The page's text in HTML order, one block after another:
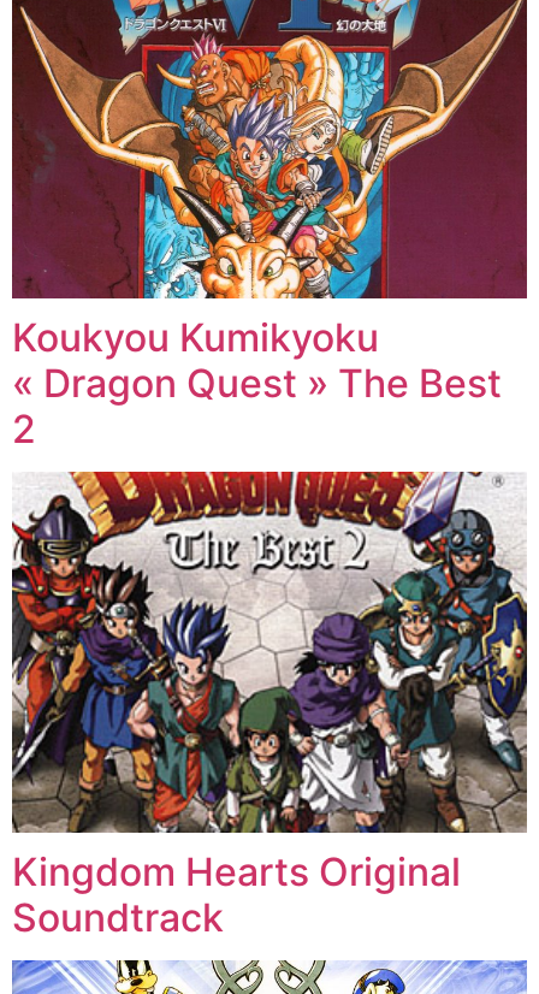
Koukyou Kumikyoku
« Dragon Quest » The Best
2
Kingdom Hearts Original
Soundtrack